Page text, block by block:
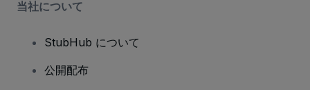
当社について
StubHub について
公開配布